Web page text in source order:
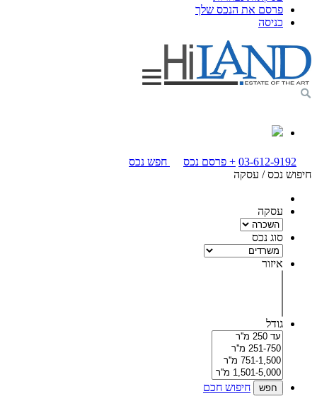
פרסם את הנכס שלך
כניסה
03-612-9192
+ פרסם נכס
חפש נכס
חיפוש נכס / עסקה
עסקה
סוג נכס
איזור
גודל
חיפוש חכם